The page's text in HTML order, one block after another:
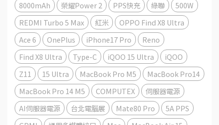
8000mAh
榮耀Power 2 PPS快充 綠聯
500W
REDMI Turbo 5 Max
紅米
OPPO Find X8 Ultra
Ace 6
OnePlus iPhone17 Pro
Reno
Find X8 Ultra
Type-C iQOO 15 Ultra
iQOO
Z11
15 Ultra MacBook Pro M5
MacBook Pro14
MacBook Pro 14 M5
COMPUTEX
伺服器電源
AI伺服器電源
台北電腦展 Mate80 Pro
5A PPS